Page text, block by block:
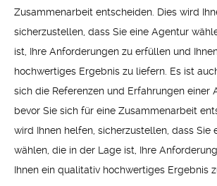
Zusammenarbeit entscheiden. Dies wird
sicherzustellen, dass Sie eine Agentur
ist, Ihre Anforderungen zu erfüllen und
hochwertiges Ergebnis zu liefern. Es ist
sich die Referenzen und Erfahrungen einer
bevor Sie sich für eine Zusammenarbeit
wird Ihnen helfen, sicherzustellen, dass Sie
wählen, die in der Lage ist, Ihre
Ihnen ein qualitativ hochwertiges Ergebnis